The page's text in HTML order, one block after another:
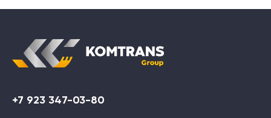
+7 923 347-03-80